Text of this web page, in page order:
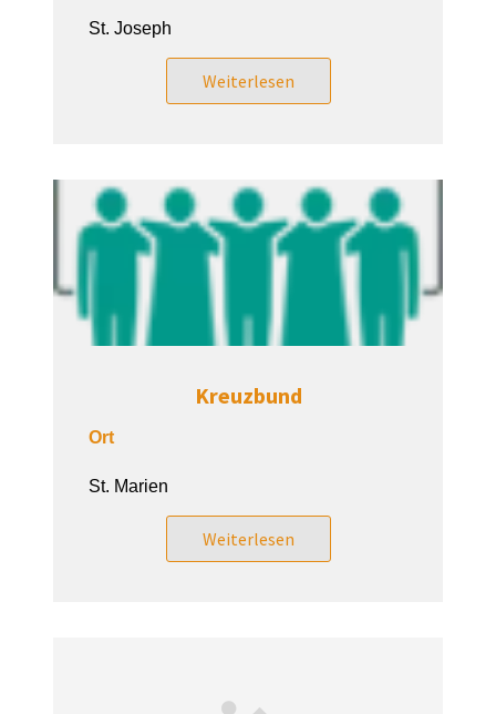
St. Joseph
Weiterlesen
Kreuzbund
Ort
St. Marien
Weiterlesen